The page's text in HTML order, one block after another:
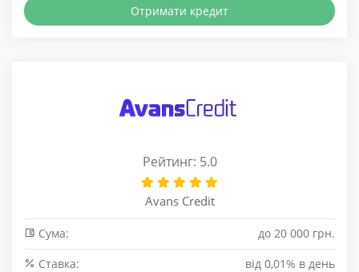
Отримати кредит
Рейтинг: 5.0
Avans Credit
Сума:
до 20 000 грн.
Cтавка:
від 0,01% в день